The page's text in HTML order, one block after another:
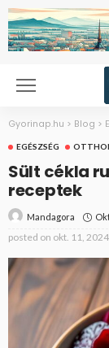
Gyorinap.hu > Blog >
EGÉSZSÉG
Sült cékla
receptek
Mandagora
posted on okt. 11,